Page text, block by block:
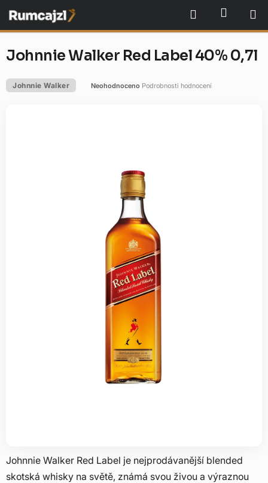
na
obsah
Hledat
Johnnie Walker Red Label je nejprodávanější blended
skotská whisky na světě, známá svou živou a výraznou
Johnnie Walker Red Label 40% 0,7l
Johnnie Walker
hvězdiček.
Neohodnoceno Podrobnosti hodnocení